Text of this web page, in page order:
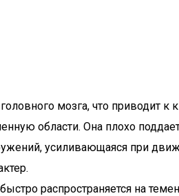
мозга, что приводит к
области. Она плохо
усиливающаяся при
распространяется на